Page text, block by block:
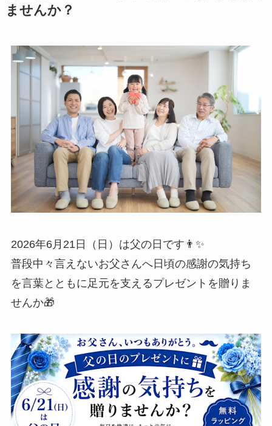
ませんか？
2026年6月21日（日）は父の日です👨✨
普段中々言えないお父さんへ日頃の感謝の気持ち
を言葉とともに足元を支えるプレゼントを贈りま
せんか🎁